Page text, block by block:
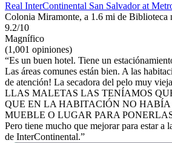
Real InterContinental San Salvador at
Colonia Miramonte, a 1.6 mi de Biblioteca
9.2/10
Magnífico
(1,001 opiniones)
“Es un buen hotel. Tiene un
Las áreas comunes están bien. A las
de atención! La secadora del pelo muy
LLAS MALETAS LAS TENÍAMOS
QUE EN LA HABITACIÓN NO HABÍA
MUEBLE O LUGAR PARA
Pero tiene mucho que mejorar para estar a
de InterContinental.”